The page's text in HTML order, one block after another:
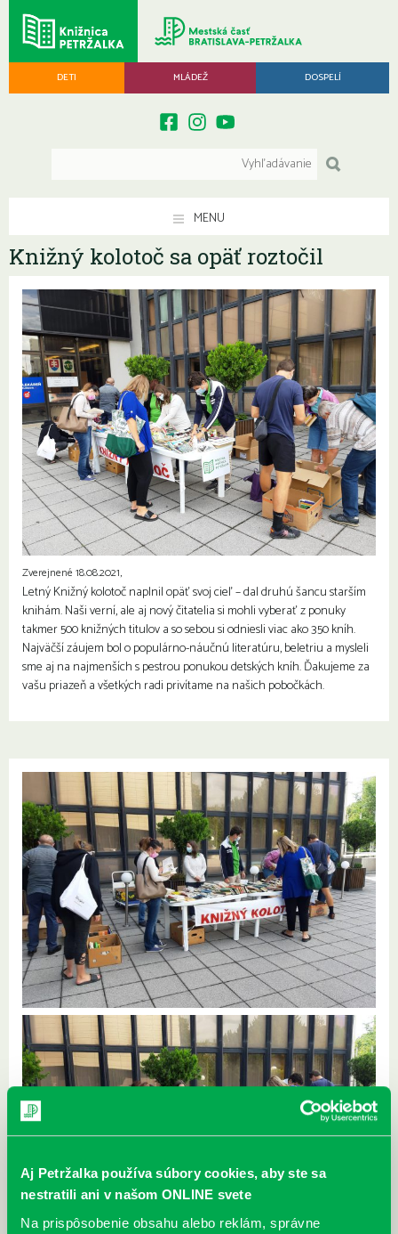
Aj Petržalka používa súbory cookies, aby ste sa
nestratili ani v našom ONLINE svete
Na prispôsobenie obsahu alebo reklám, správne
DETI MLÁDEŽ DOSPELÍ
MENU
Knižný kolotoč sa opäť roztočil
Zverejnené 18.08.2021,
Letný Knižný kolotoč naplnil opäť svoj cieľ – dal druhú šancu starším
knihám. Naši verní, ale aj nový čitatelia si mohli vyberať z ponuky
takmer 500 knižných titulov a so sebou si odniesli viac ako 350 kníh.
Najväčší záujem bol o populárno-náučnú literatúru, beletriu a mysleli
sme aj na najmenších s pestrou ponukou detských kníh. Ďakujeme za
vašu priazeň a všetkých radi privítame na našich pobočkách.